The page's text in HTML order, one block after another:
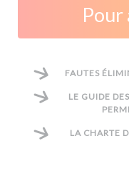
Pour
FAUTES
LE GUIDE
LA CHARTE